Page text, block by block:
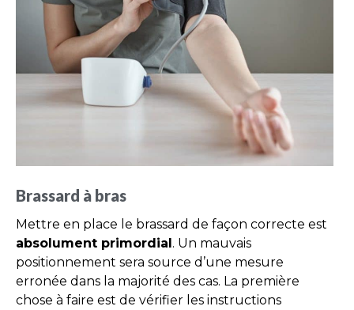
Brassard à bras
Mettre en place le brassard de façon correcte est
absolument primordial. Un mauvais
positionnement sera source d’une mesure
erronée dans la majorité des cas. La première
chose à faire est de vérifier les instructions